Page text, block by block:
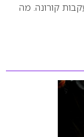
קורונה. מה